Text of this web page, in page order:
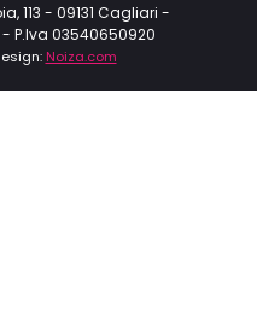
113 - 09131 Cagliari -
- P.Iva 03540650920
Noiza.com